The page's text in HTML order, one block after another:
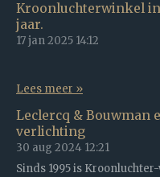
Kroonluchterwinkel
jaar.
17 jan 2025 14:12
Lees meer »
Leclercq & Bouwman
verlichting
30 aug 2024 12:21
Sinds 1995 is